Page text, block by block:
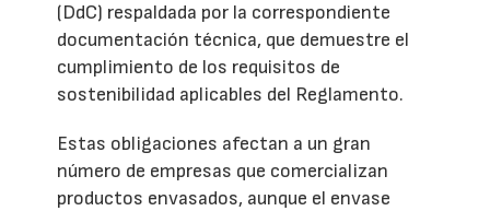
(DdC) respaldada por la correspondiente
documentación técnica, que demuestre el
cumplimiento de los requisitos de
sostenibilidad aplicables del Reglamento.
Estas obligaciones afectan a un gran
número de empresas que comercializan
productos envasados, aunque el envase